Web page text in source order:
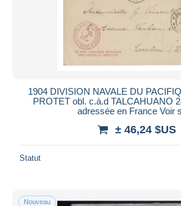
1904 DIVISION NAVALE DU
PROTET obl. c.à.d TALCAHUANO
adressée en France Voir
± 46,24 $US
Statut
Nouveau